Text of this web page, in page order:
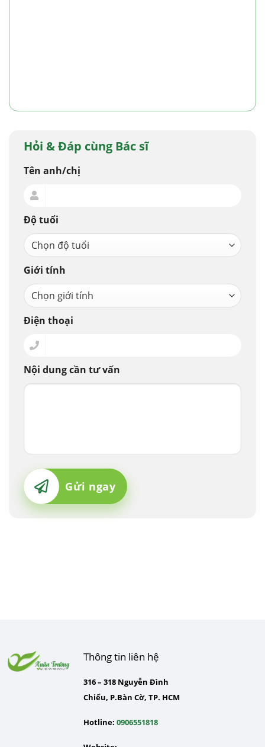
Hỏi & Đáp cùng Bác sĩ
Nội dung cần tư vấn
Tên anh/chị
Độ tuổi
Giới tính
Điện thoại
Gửi ngay
Thông tin liên hệ
316 – 318 Nguyễn Đình
Chiểu, P.Bàn Cờ, TP. HCM
Hotline: 0906551818